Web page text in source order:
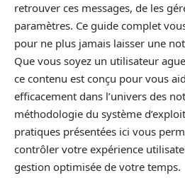
retrouver ces messages, de les
paramètres. Ce guide complet
pour ne plus jamais laisser une
Que vous soyez un utilisateur
ce contenu est conçu pour vous
efficacement dans l’univers des
méthodologie du système
pratiques présentées ici vous
contrôler votre expérience
gestion optimisée de votre temps.